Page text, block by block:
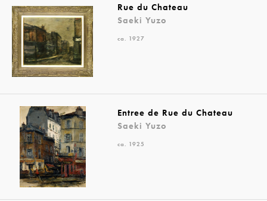
Rue du Chateau
Saeki Yuzo
ca. 1927
Entree de Rue du Chateau
Saeki Yuzo
ca. 1925